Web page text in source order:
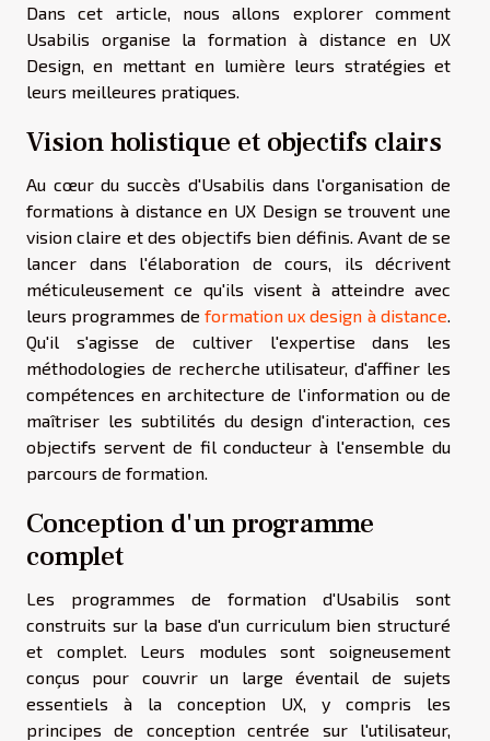
Dans cet article, nous allons explorer comment
Usabilis organise la formation à distance en UX
Design, en mettant en lumière leurs stratégies et
leurs meilleures pratiques.
Vision holistique et objectifs clairs
Au cœur du succès d'Usabilis dans l'organisation de
formations à distance en UX Design se trouvent une
vision claire et des objectifs bien définis. Avant de se
lancer dans l'élaboration de cours, ils décrivent
méticuleusement ce qu'ils visent à atteindre avec
leurs programmes de formation ux design à distance
Qu'il s'agisse de cultiver l'expertise dans les
méthodologies de recherche utilisateur, d'affiner les
compétences en architecture de l'information ou de
maîtriser les subtilités du design d'interaction, ces
objectifs servent de fil conducteur à l'ensemble du
parcours de formation.
Conception d'un programme
complet
Les programmes de formation d'Usabilis sont
construits sur la base d'un curriculum bien structuré
et complet. Leurs modules sont soigneusement
conçus pour couvrir un large éventail de sujets
essentiels à la conception UX, y compris les
principes de conception centrée sur l'utilisateur,